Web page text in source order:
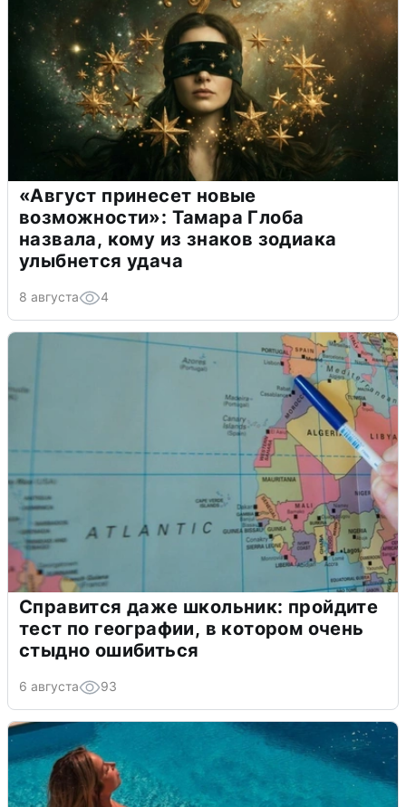
«Август принесет новые
возможности»: Тамара Глоба
назвала, кому из знаков зодиака
улыбнется удача
8 августа 4
Справится даже школьник: пройдите
тест по географии, в котором очень
стыдно ошибиться
6 августа 93